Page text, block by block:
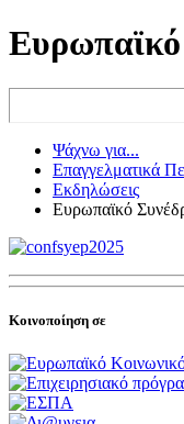
Ψάχνω για...
Επαγγελματικά
Εκδηλώσεις
Ευρωπαϊκό
Κοινοποίηση σε